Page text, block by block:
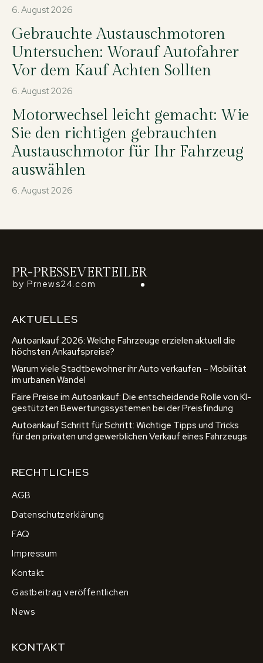
6. August 2026
Gebrauchte Austauschmotoren
Untersuchen: Worauf Autofahrer
Vor dem Kauf Achten Sollten
6. August 2026
Motorwechsel leicht gemacht: Wie
Sie den richtigen gebrauchten
Austauschmotor für Ihr Fahrzeug
auswählen
6. August 2026
PR-PRESSEVERTEILER
by Prnews24.com
AKTUELLES
Autoankauf 2026: Welche Fahrzeuge erzielen aktuell die
höchsten Ankaufspreise?
Warum viele Stadtbewohner ihr Auto verkaufen – Mobilität
im urbanen Wandel
Faire Preise im Autoankauf: Die entscheidende Rolle von KI-
gestützten Bewertungssystemen bei der Preisfindung
Autoankauf Schritt für Schritt: Wichtige Tipps und Tricks
für den privaten und gewerblichen Verkauf eines Fahrzeugs
RECHTLICHES
AGB
Datenschutzerklärung
FAQ
Impressum
Kontakt
Gastbeitrag veröffentlichen
News
KONTAKT